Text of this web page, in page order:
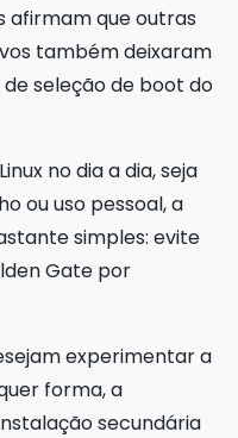
afirmam que outras
também deixaram
seleção de boot do
no dia a dia, seja
ou uso pessoal, a
simples: evite
Gate por
experimentar a
forma, a
secundária